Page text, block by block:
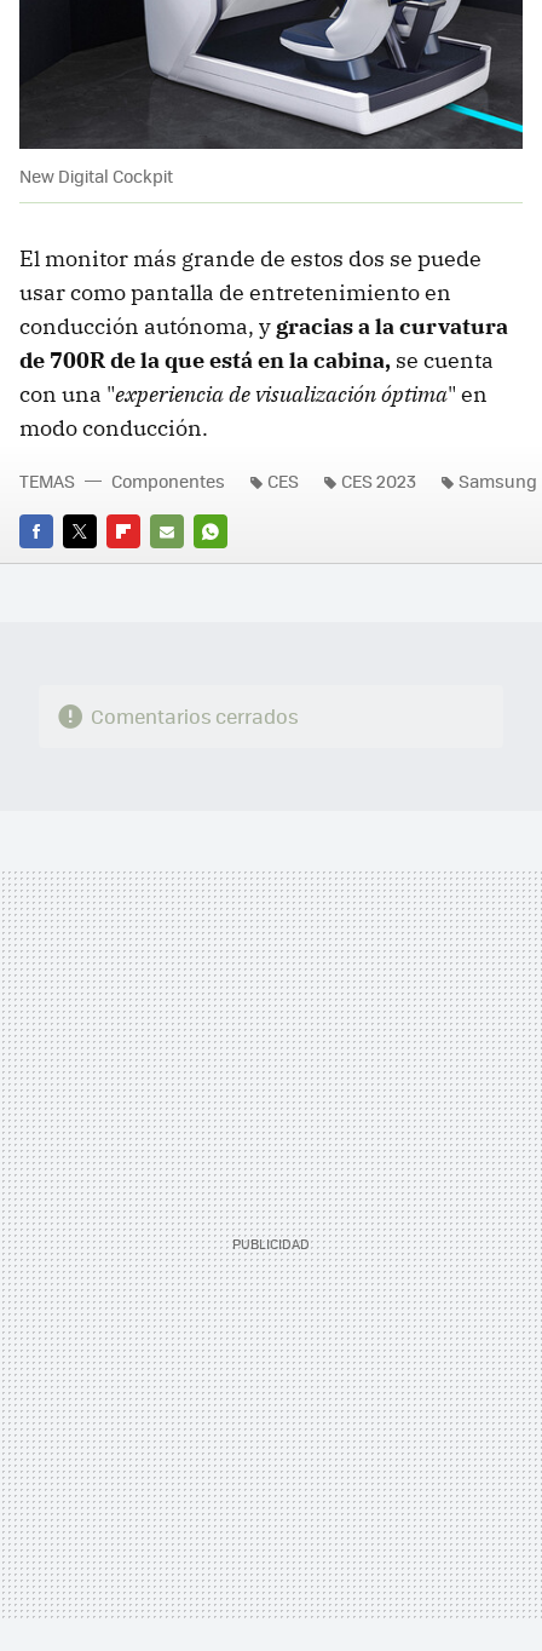
New Digital Cockpit
El monitor más grande de estos dos se puede
usar como pantalla de entretenimiento en
conducción autónoma, y gracias a la curvatura
de 700R de la que está en la cabina, se cuenta
con una "experiencia de visualización óptima" en
modo conducción.
FACEBOOK
TWITTERFLIPBOARD
E-
WHATSAPP
TEMAS Componentes CES CES 2023 Samsung
Comentarios cerrados